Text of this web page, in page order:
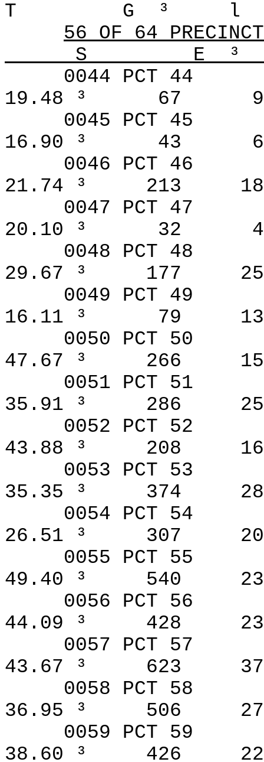
T
G ³
l
56 OF 64
S
E
0044 PCT 44
19.48 ³
67
0045 PCT 45
16.90 ³
43
0046 PCT 46
21.74 ³
213
0047 PCT 47
20.10 ³
32
0048 PCT 48
29.67 ³
177
0049 PCT 49
16.11 ³
79
0050 PCT 50
47.67 ³
266
0051 PCT 51
35.91 ³
286
0052 PCT 52
43.88 ³
208
0053 PCT 53
35.35 ³
374
0054 PCT 54
26.51 ³
307
0055 PCT 55
49.40 ³
540
0056 PCT 56
44.09 ³
428
0057 PCT 57
43.67 ³
623
0058 PCT 58
36.95 ³
506
0059 PCT 59
38.60 ³
426